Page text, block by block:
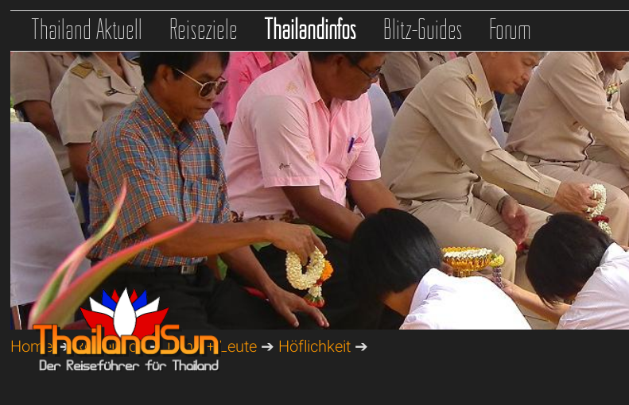
Thailand Aktuell Reiseziele Thailandinfos Blitz-Guides Forum
Home➔Reiseinfos➔Land + Leute ➔ Höflichkeit ➔